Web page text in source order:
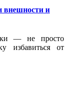
внешности и
— не просто
избавиться от